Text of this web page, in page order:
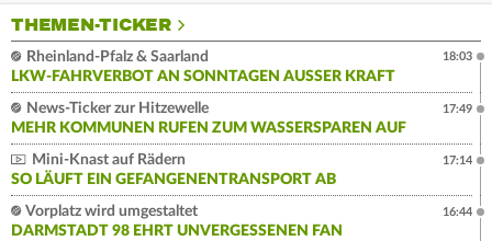
THEMEN-TICKER
Rheinland-Pfalz & Saarland
LKW-FAHRVERBOT AN SONNTAGEN AUSSER KRAFT
18:03
News-Ticker zur Hitzewelle
MEHR KOMMUNEN RUFEN ZUM WASSERSPAREN AUF
17:49
Mini-Knast auf Rädern
SO LÄUFT EIN GEFANGENENTRANSPORT AB
17:14
Vorplatz wird umgestaltet
DARMSTADT 98 EHRT UNVERGESSENEN FAN
16:44